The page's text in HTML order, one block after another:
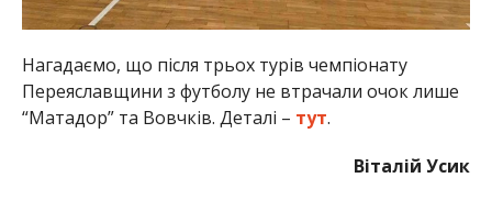
Нагадаємо, що після трьох турів чемпіонату
Переяславщини з футболу не втрачали очок лише
“Матадор” та Вовчків. Деталі – тут.
Віталій Усик